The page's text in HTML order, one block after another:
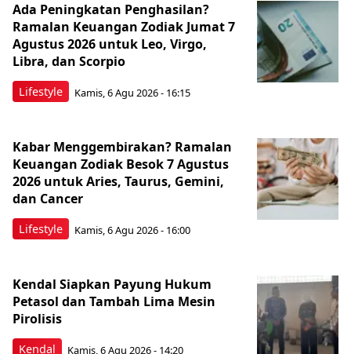
Lifestyle
Ada Peningkatan Penghasilan?
Ramalan Keuangan Zodiak Jumat 7
Agustus 2026 untuk Leo, Virgo,
Libra, dan Scorpio
Kamis, 6 Agu 2026 - 16:15
Lifestyle
Kabar Menggembirakan? Ramalan
Keuangan Zodiak Besok 7 Agustus
2026 untuk Aries, Taurus, Gemini,
dan Cancer
Kamis, 6 Agu 2026 - 16:00
Kendal
Kendal Siapkan Payung Hukum
Petasol dan Tambah Lima Mesin
Pirolisis
Kamis, 6 Agu 2026 - 14:20